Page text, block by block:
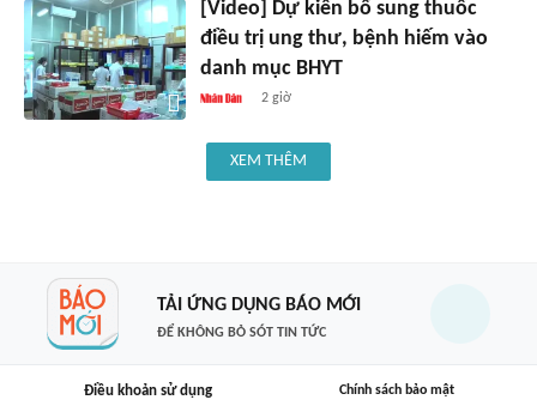
[Video] Dự kiến bổ sung thuốc
điều trị ung thư, bệnh hiếm vào
danh mục BHYT
2 giờ
XEM THÊM
TẢI ỨNG DỤNG BÁO MỚI
ĐỂ KHÔNG BỎ SÓT TIN TỨC
Điều khoản sử dụng Chính sách bảo mật